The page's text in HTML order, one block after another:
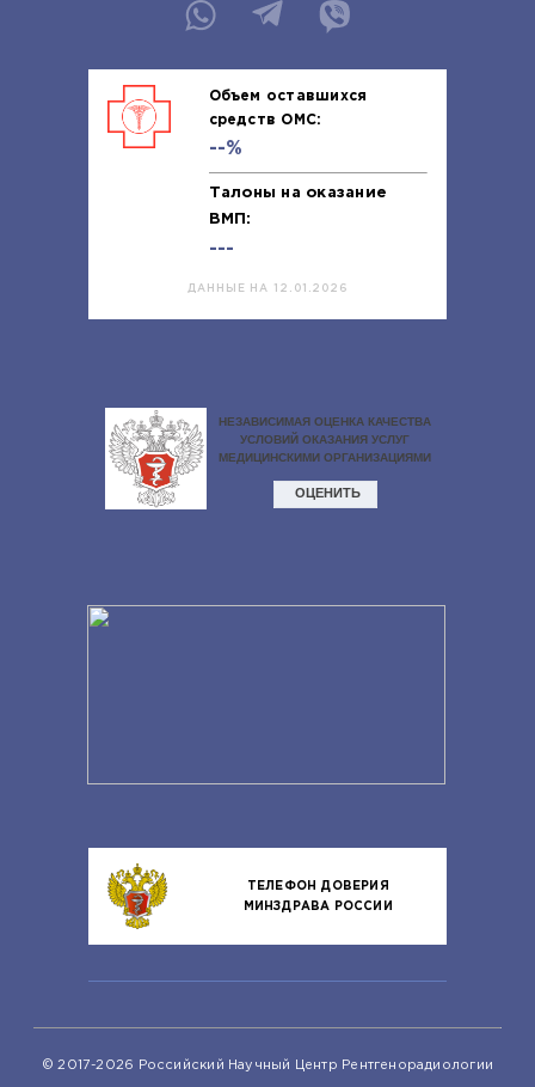
Объем оставшихся
средств ОМС:
--%
Талоны на оказание
ВМП:
---
ДАННЫЕ НА 12.01.2026
ТЕЛЕФОН ДОВЕРИЯ
МИНЗДРАВА РОССИИ
© 2017-2026 Российский Научный Центр Рентгенорадиологии